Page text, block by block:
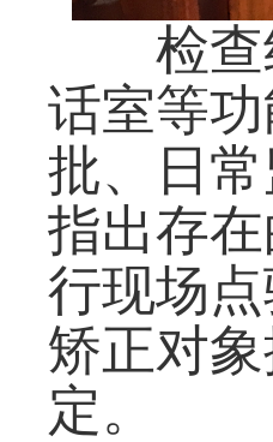
检
话室等
批、日
指出存
行现场
矫正对
定。